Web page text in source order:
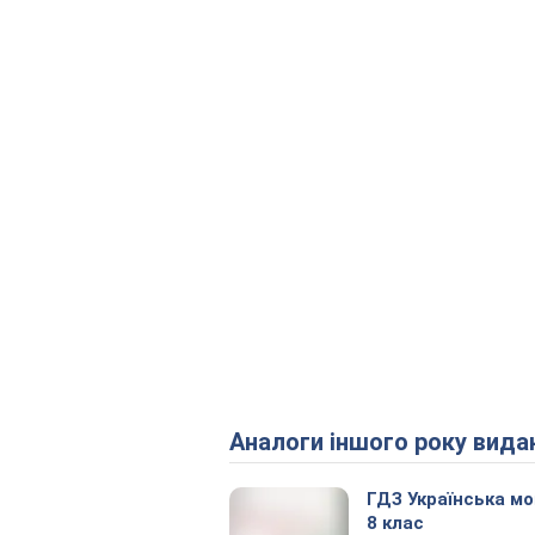
Аналоги іншого року
ГДЗ Українська
8 клас